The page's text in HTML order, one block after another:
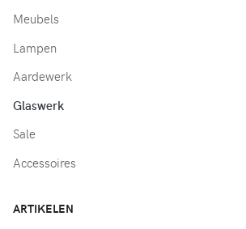
Meubels
Lampen
Aardewerk
Glaswerk
Sale
Accessoires
ARTIKELEN